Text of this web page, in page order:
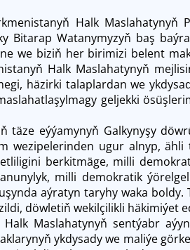
Halk
Bitarap Watanymyzyň baş
we biziň her birimizi belent
Halk Maslahatynyň
häzirki talaplardan we
geljekki
täze eýýamynyň Galkynyşy
wezipelerinden ugur alnyp,
berkitmäge, milli
milli demokratik
aýratyn taryhy waka
döwletiň wekilçilikli häkimiýet
Maslahatynyň sentýabr
ykdysady we maliýe